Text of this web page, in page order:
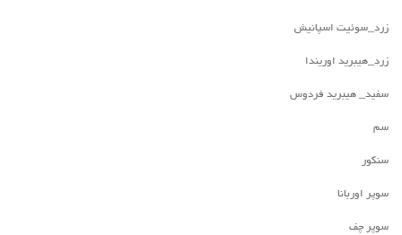
زرد_سوئیت اسپانیش
زرد_هیبرید اوریندا
سفید_ هیبرید فردوس
سم
سنکور
سوپر اوربانا
سوپر چف